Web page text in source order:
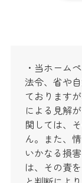
・当ホーム
法令、省や
ております
による見解
関しては、
ん。また、
いかなる損
は、その責